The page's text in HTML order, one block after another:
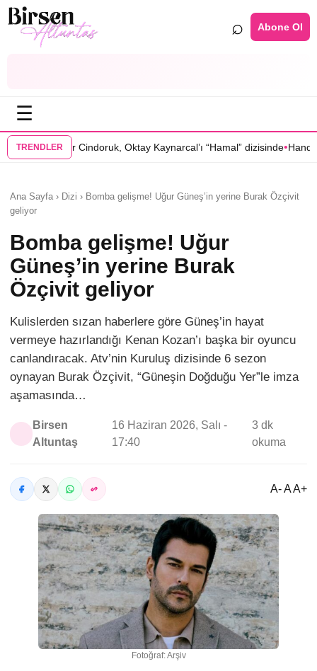
⌕ Abone Ol
☰
TRENDLER
Oktay Kaynarcal’ı “Hamal” dizisinde•Hande Elaman, “Tutsak
Ana Sayfa › Dizi › Bomba gelişme! Uğur Güneş’in yerine Burak Özçivit
geliyor
Bomba gelişme! Uğur
Güneş’in yerine Burak
Özçivit geliyor
Kulislerden sızan haberlere göre Güneş’in hayat
vermeye hazırlandığı Kenan Kozan’ı başka bir oyuncu
canlandıracak. Atv’nin Kuruluş dizisinde 6 sezon
oynayan Burak Özçivit, “Güneşin Doğduğu Yer”le imza
aşamasında…
Birsen
Altuntaş
16 Haziran 2026, Salı -
17:40
3 dk
okuma
A- A A+
Fotoğraf: Arşiv